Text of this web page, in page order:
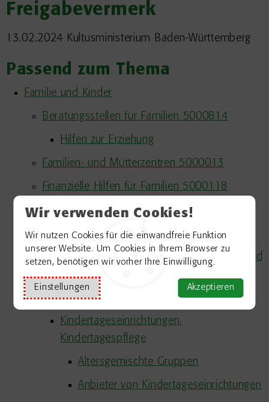
Wir verwenden Cookies!
Wir nutzen Cookies für die einwandfreie Funktion
unserer Website. Um Cookies in Ihrem Browser zu
setzen, benötigen wir vorher Ihre Einwilligung.
Einstellungen Akzeptieren
Freigabevermerk
13.02.2024 Kultusministerium Baden-Württemberg
Passend zum Thema
Familie und Kinder
Beratungsstellen für Familien 5000814
Hilfen zur Erziehung
Familien- und Mütterzentren 5000013
Finanzielle Hilfen für Familien 5000118
Kinderbetreuung 5001280
Au-pair-Beschäftigte
Gesetzliche Unfallversicherung, Kinder und
Schüler
Jugendarbeit und Jugendsozialarbeit
Kindertageseinrichtungen,
Kindertagespflege
Altersgemischte Gruppen
Anbieter von Kindertageseinrichtungen